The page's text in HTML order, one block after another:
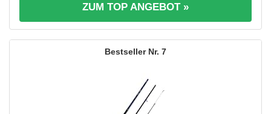
ZUM TOP ANGEBOT »
7